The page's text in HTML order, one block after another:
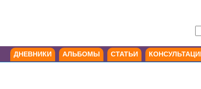
ДНЕВНИКИ АЛЬБОМЫ СТАТЬИ